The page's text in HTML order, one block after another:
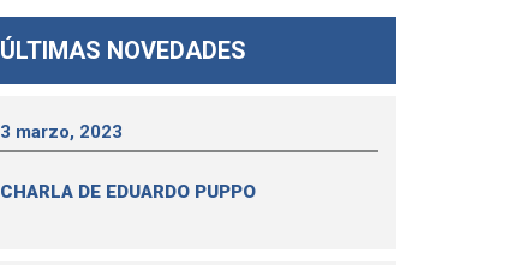
ÚLTIMAS NOVEDADES
3 marzo, 2023
CHARLA DE EDUARDO PUPPO